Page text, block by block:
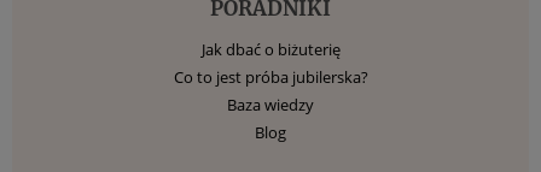
PORADNIKI
Jak dbać o biżuterię
Co to jest próba jubilerska?
Baza wiedzy
Blog